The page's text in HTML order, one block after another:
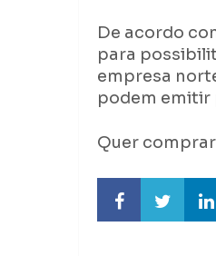
De acordo
para
empresa
podem emitir
Quer